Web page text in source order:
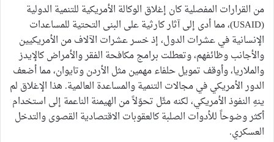
من القرارات المفصلية كان إغلاق الوكالة الأمريكية للتنمية الدولية
(USAID)، مما أدى إلى آثار كارثية على البنى التحتية للمساعدات
الإنسانية في عشرات الدول، إذ خسر عشرات الآلاف من الأمريكيين
والأجانب وظائفهم، وتعطلت برامج مكافحة الفقر والأمراض كالإيدز
والملاريا، وأوقف تمويل حلفاء مهمين مثل الأردن وتايوان، مما أضعف
الدور الأمريكي في مجالات التنمية والمساعدة العالمية. هذا الإغلاق لم
ينهِ النفوذ الأمريكي، لكنه مثّل تحوّلاً من الهيمنة الناعمة إلى استخدام
أكثر وضوحاً للأدوات الصلبة كالعقوبات الاقتصادية القصوى والتدخل
العسكري.